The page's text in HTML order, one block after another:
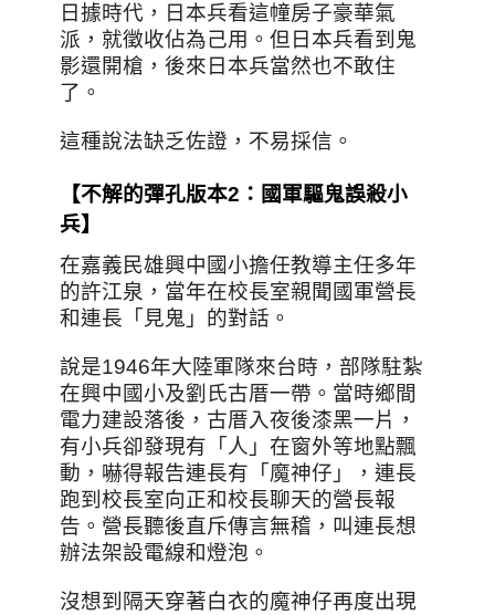
日據時代，日本兵看這幢房子豪華氣
派，就徵收佔為己用。但日本兵看到鬼
影還開槍，後來日本兵當然也不敢住
了。
這種說法缺乏佐證，不易採信 。
【不解的彈孔版本2：國軍驅鬼誤殺小
兵】
在嘉義民雄興中國小擔任教導主任多年
的許江泉，當年在校長室親聞國軍營長
和連長「見鬼」的對話。
說是1946年大陸軍隊來台時，部隊駐紮
在興中國小及劉氏古厝一帶。 當時鄉間
電力建設落後，古厝入夜後漆黑一片，
有小兵卻發現有「人」在窗外等地點飄
動，嚇得報告連長有「魔神仔」，連長
跑到校長室向正和校長聊天的營長報
告。營長聽後直斥傳言無稽，叫連長想
辦法架設電線和燈泡。
沒想到隔天穿著白衣的魔神仔再度出現